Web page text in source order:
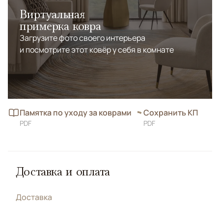
Виртуальная
примерка ковра
Загрузите фото своего интерьера
и посмотрите этот ковёр у себя в комнате
Памятка по уходу за коврами
PDF
Сохранить КП
PDF
Доставка и оплата
Доставка